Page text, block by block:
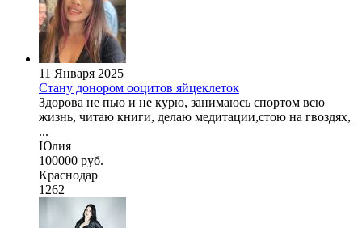
11 Января 2025
Стану донором ооцитов яйцеклеток
Здорова не пью и не курю, занимаюсь спортом всю
жизнь, читаю книги, делаю медитации,стою на гвоздях,
...
Юлия
100000 руб.
Краснодар
1262